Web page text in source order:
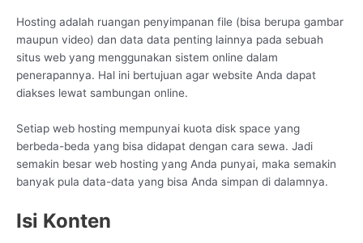
Hosting adalah ruangan penyimpanan file (bisa berupa gambar
maupun video) dan data data penting lainnya pada sebuah
situs web yang menggunakan sistem online dalam
penerapannya. Hal ini bertujuan agar website Anda dapat
diakses lewat sambungan online.
Setiap web hosting mempunyai kuota disk space yang
berbeda-beda yang bisa didapat dengan cara sewa. Jadi
semakin besar web hosting yang Anda punyai, maka semakin
banyak pula data-data yang bisa Anda simpan di dalamnya.
Isi Konten